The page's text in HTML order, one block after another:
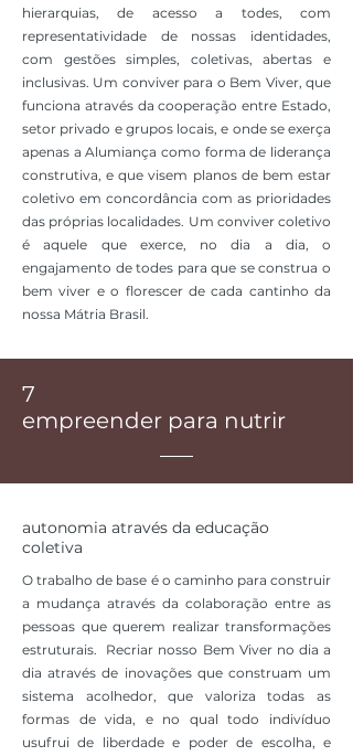
hierarquias, de acesso a todes, com
representatividade de nossas identidades,
com gestões simples, coletivas, abertas e
inclusivas. Um conviver para o Bem Viver, que
funciona através da cooperação entre Estado,
setor privado e grupos locais, e onde se exerça
apenas a Alumiança como forma de liderança
construtiva, e que visem planos de bem estar
coletivo em concordância com as prioridades
das próprias localidades. Um conviver coletivo
é aquele que exerce, no dia a dia, o
engajamento de todes para que se construa o
bem viver e o florescer de cada cantinho da
nossa Mátria Brasil.
7
empreender para nutrir
autonomia através da educação
coletiva
O trabalho de base é o caminho para construir
a mudança através da colaboração entre as
pessoas que querem realizar transformações
estruturais. Recriar nosso Bem Viver no dia a
dia através de inovações que construam um
sistema acolhedor, que valoriza todas as
formas de vida, e no qual todo indivíduo
usufrui de liberdade e poder de escolha, e